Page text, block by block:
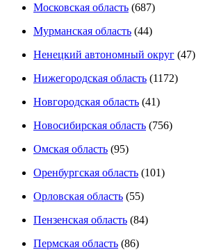
Московская область (687)
Мурманская область (44)
Ненецкий автономный округ (47)
Нижегородская область (1172)
Новгородская область (41)
Новосибирская область (756)
Омская область (95)
Оренбургская область (101)
Орловская область (55)
Пензенская область (84)
Пермская область (86)